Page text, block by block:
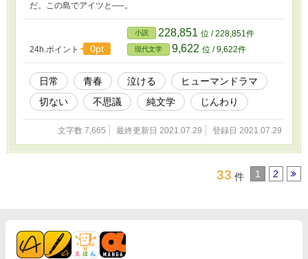
だ。この島でアイツと──。
24h.ポイント 0pt
小説 228,851 位 / 228,851件
現代文学 9,622 位 / 9,622件
日常 青春 泣ける
ヒューマンドラマ
切ない
不思議 純文学 じんわり
文字数 7,665 最終更新日 2021.07.29 登録日 2021.07.29
33 件 1 2